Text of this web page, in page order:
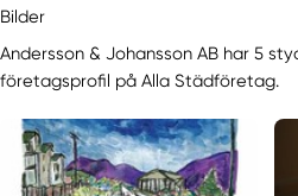
Bilder
Andersson & Johansson AB har 5
företagsprofil på Alla Städföretag.